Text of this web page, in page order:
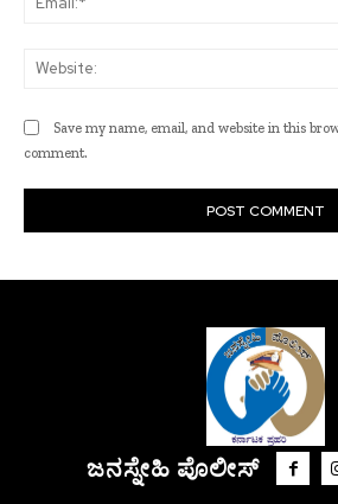
Save my name, email, and website in this
comment.
ಜನಸ್ನೇಹಿ ಪೊಲೀಸ್